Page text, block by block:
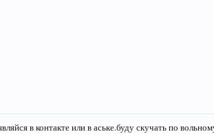
в контакте или в аське.буду скучать по